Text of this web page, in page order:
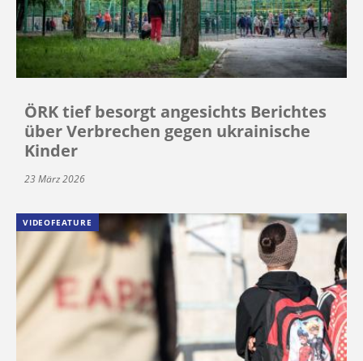
ÖRK tief besorgt angesichts Berichtes
über Verbrechen gegen ukrainische
Kinder
23 März 2026
VIDEOFEATURE